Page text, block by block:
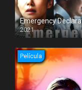
Emergency
2021
Película